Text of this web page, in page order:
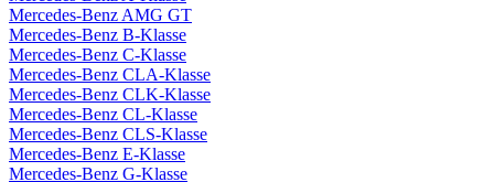
Mercedes-Benz AMG GT
Mercedes-Benz B-Klasse
Mercedes-Benz C-Klasse
Mercedes-Benz CLA-Klasse
Mercedes-Benz CLK-Klasse
Mercedes-Benz CL-Klasse
Mercedes-Benz CLS-Klasse
Mercedes-Benz E-Klasse
Mercedes-Benz G-Klasse